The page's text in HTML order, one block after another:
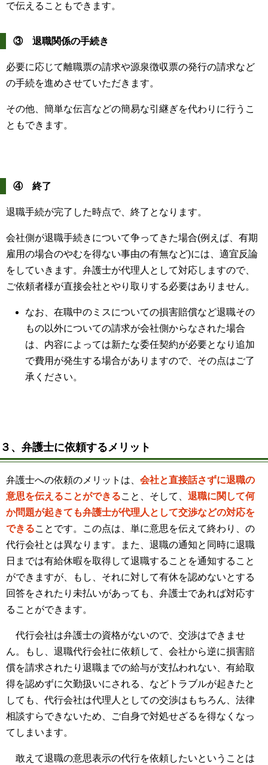
で伝えることもできます。
③ 退職関係の手続き
必要に応じて離職票の請求や源泉徴収票の発行の請求など
の手続を進めさせていただきます。
その他、簡単な伝言などの簡易な引継ぎを代わりに行うこ
ともできます。
④ 終了
退職手続が完了した時点で、終了となります。
会社側が退職手続きについて争ってきた場合(例えば、有期
雇用の場合のやむを得ない事由の有無など)には、適宜反論
をしていきます。弁護士が代理人として対応しますので、
ご依頼者様が直接会社とやり取りする必要はありません。
なお、在職中のミスについての損害賠償など退職その
もの以外についての請求が会社側からなされた場合
は、内容によっては新たな委任契約が必要となり追加
で費用が発生する場合がありますので、その点はご了
承ください。
３、弁護士に依頼するメリット
弁護士への依頼のメリットは、 会社と直接話さずに退職の
意思を伝えることができること、そして、 退職に関して何
か問題が起きても弁護士が代理人として交渉などの対応を
できることです。この点は、単に意思を伝えて終わり、の
代行会社とは異なります。また、退職の通知と同時に退職
日までは有給休暇を取得して退職することを通知すること
ができますが、もし、それに対して有休を認めないとする
回答をされたり未払いがあっても、弁護士であれば対応す
ることができます。
代行会社は弁護士の資格がないので、交渉はできませ
ん。もし、退職代行会社に依頼して、会社から逆に損害賠
償を請求されたり退職までの給与が支払われない、有給取
得を認めずに欠勤扱いにされる、などトラブルが起きたと
しても、代行会社は代理人としての交渉はもちろん、法律
相談すらできないため、ご自身で対処せざるを得なくなっ
てしまいます。
敢えて退職の意思表示の代行を依頼したいということは